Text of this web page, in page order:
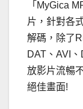
「MyGica
片，針對各
解碼，除了
DAT、AVI
放影片流暢
絕佳畫面!